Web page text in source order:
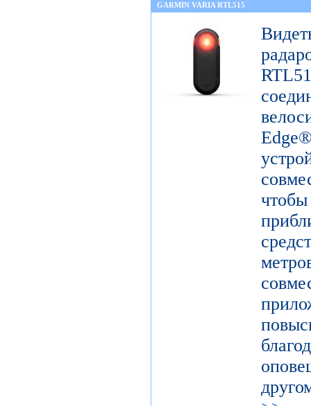
GARMIN VARIA RTL515